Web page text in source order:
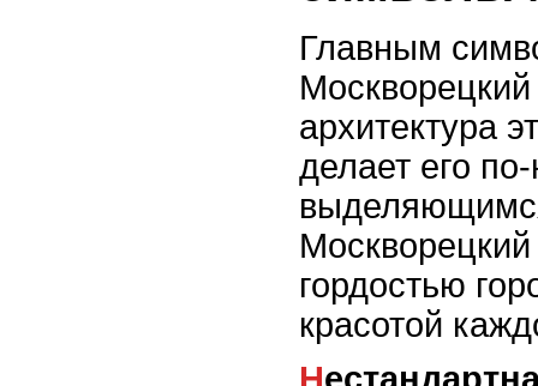
Главным
архитектура
делает его
гордостью
красотой